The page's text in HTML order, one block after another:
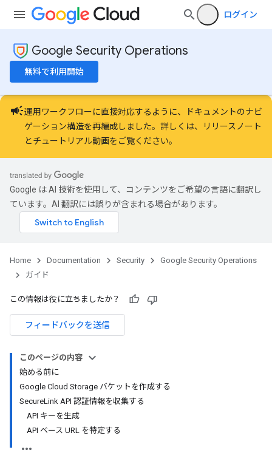
ログイン
Google Security Operations
無料で利用開始
campaign運用ワークフローに直接対応するように、ドキュメントのナビ
ゲーション構造を再編成しました。詳しくは、
リリースノート
とチュートリアル動画をご覧ください。
Google は AI 技術を使用して、コンテンツをご希望の言語に翻訳し
ています。AI 翻訳には誤りが含まれる場合があります。
Home Documentation Security
Google Security Operations
ガイド
この情報は役に立ちましたか？
フィードバックを送信
このページの内容
始める前に
Google Cloud Storage バケットを作成する
SecureLink API 認証情報を収集する
API キーを生成
API ベース URL を特定する